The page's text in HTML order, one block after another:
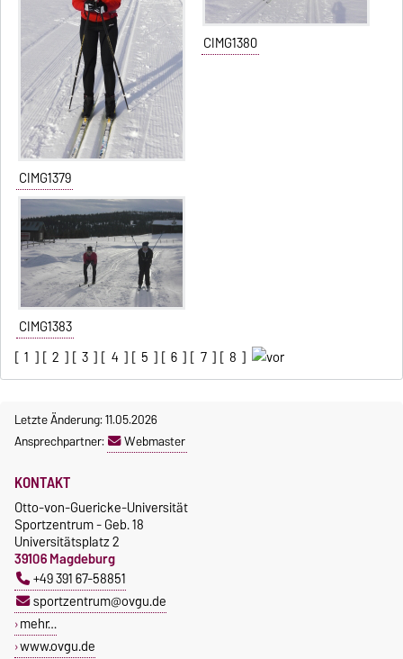
CIMG1379
CIMG1380
CIMG1383
[ 1 ] [ 2 ] [ 3 ] [ 4 ] [ 5 ] [ 6 ] [ 7 ] [ 8 ]
Letzte Änderung: 11.05.2026
Ansprechpartner:
Webmaster
KONTAKT
Otto-von-Guericke-Universität
Sportzentrum - Geb. 18
Universitätsplatz 2
39106 Magdeburg
+49 391 67-58851
sportzentrum@ovgu.de
mehr…
www.ovgu.de